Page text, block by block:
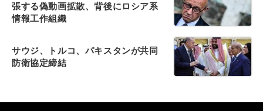
張する偽動画拡散、背後にロシア系
情報工作組織
サウジ、トルコ、パキスタンが共同
防衛協定締結